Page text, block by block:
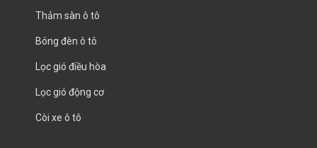
Thảm sàn ô tô
Bóng đèn ô tô
Lọc gió điều hòa
Lọc gió động cơ
Còi xe ô tô